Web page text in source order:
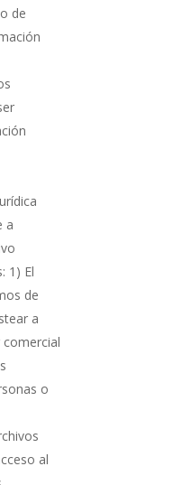
de
a
1) El
de
a
o
al